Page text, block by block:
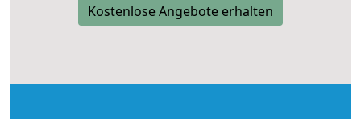
Kostenlose Angebote erhalten